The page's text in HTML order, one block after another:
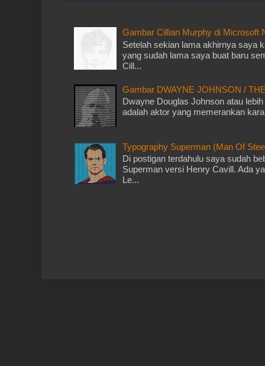
Gambar Cillian Murphy di Microsoft
Setelah sekian lama akhirnya saya
yang sudah lama saya buat baru
Cill...
Gambar DWAYNE JOHNSON /
Dwayne Douglas Johnson atau
adalah aktor yang memerankan
Typography Superman (Man Of
Di postigan terdahulu saya sudah
Superman versi Henry Cavill. Ada
Le...